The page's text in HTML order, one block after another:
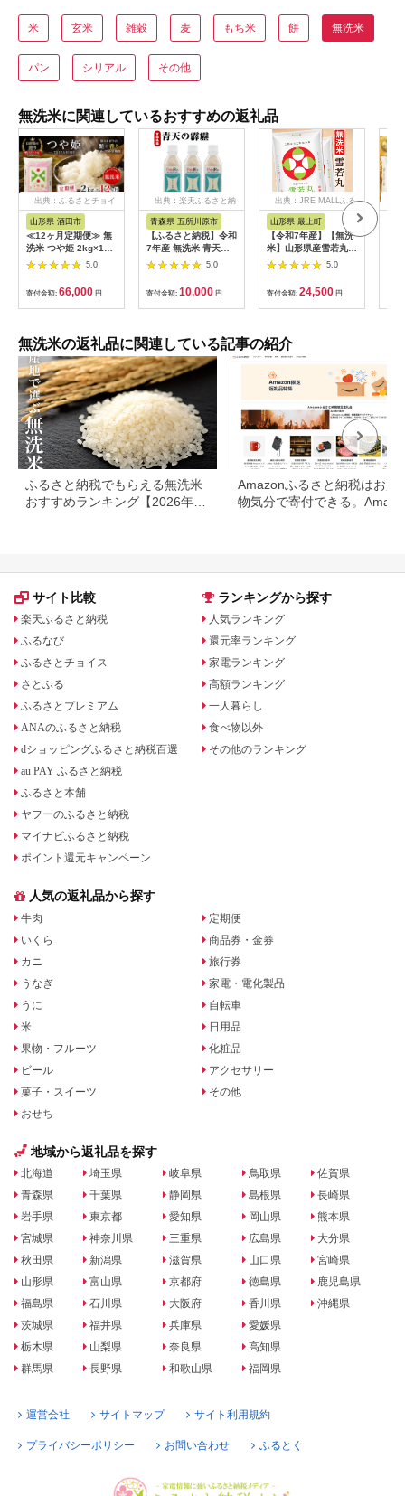
米 玄米 雑穀 麦 もち米 餅 無洗米
パン シリアル その他
無洗米に関連しているおすすめの返礼品
出典：ふるさとチョイ
山形県 酒田市
≪12ヶ月定期便≫ 無
洗米 つや姫 2kg×12
ヶ月連続 計24kg 特別
栽培米 山形県産 毎月
下旬にお届け 東北 山
形県 酒田市 庄内地方
ブランド米 白米 精米
12回 節水 TO 東北食
糧 SH0083
5.0
寄付金額: 66,000 円
出典：楽天ふるさと納
青森県 五所川原市
【ふるさと納税】令和
7年産 無洗米 青天の
霹靂 2合 (300g) 3本 /
24本 / 特A 米 ペット
ボトル 贈り物 ギフト
贈答 常温保存 備蓄 晴
天の霹靂 お米 青森県
5.0
寄付金額: 10,000 円
出典：JRE MALLふる
さと納税
山形県 最上町
【令和7年産】【無洗
米】山形県産雪若丸
10kg
5.0
寄付金額: 24,500 円
無洗米の返礼品に関連している記事の紹介
ふるさと納税でもらえる無洗米
おすすめランキング【2026年最
Amazonふるさと納税はお買
物気分で寄付できる。
サイト比較
楽天ふるさと納税
ふるなび
ふるさとチョイス
さとふる
ふるさとプレミアム
ANAのふるさと納税
dショッピングふるさと納税百選
au PAY ふるさと納税
ふるさと本舗
ヤフーのふるさと納税
マイナビふるさと納税
ポイント還元キャンペーン
ランキングから探す
人気ランキング
還元率ランキング
家電ランキング
高額ランキング
一人暮らし
食べ物以外
その他のランキング
人気の返礼品から探す
牛肉
いくら
カニ
うなぎ
うに
米
果物・フルーツ
ビール
菓子・スイーツ
おせち
定期便
商品券・金券
旅行券
家電・電化製品
自転車
日用品
化粧品
アクセサリー
その他
地域から返礼品を探す
北海道
青森県
岩手県
宮城県
秋田県
山形県
福島県
茨城県
栃木県
群馬県
埼玉県
千葉県
東京都
神奈川県
新潟県
富山県
石川県
福井県
山梨県
長野県
岐阜県
静岡県
愛知県
三重県
滋賀県
京都府
大阪府
兵庫県
奈良県
和歌山県
鳥取県
島根県
岡山県
広島県
山口県
徳島県
香川県
愛媛県
高知県
福岡県
佐賀県
長崎県
熊本県
大分県
宮崎県
鹿児島県
沖縄県
運営会社 サイトマップ サイト利用規約
プライバシーポリシー お問い合わせ ふるとく